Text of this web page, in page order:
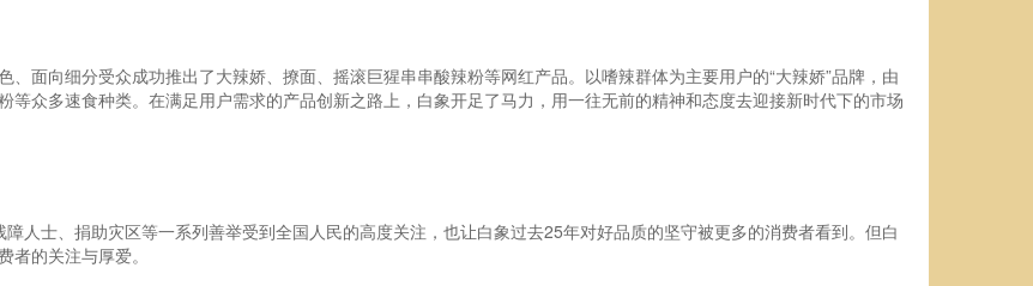
面向细分受众成功推出了大辣娇、撩面、摇滚巨猩串串酸辣粉等网红产品。以嗜辣群体为主要用户的“大辣娇”品牌，由
等众多速食种类。在满足用户需求的产品创新之路上，白象开足了马力，用一往无前的精神和态度去迎接新时代下的市场
人士、捐助灾区等一系列善举受到全国人民的高度关注，也让白象过去25年对好品质的坚守被更多的消费者看到。但白
的关注与厚爱。